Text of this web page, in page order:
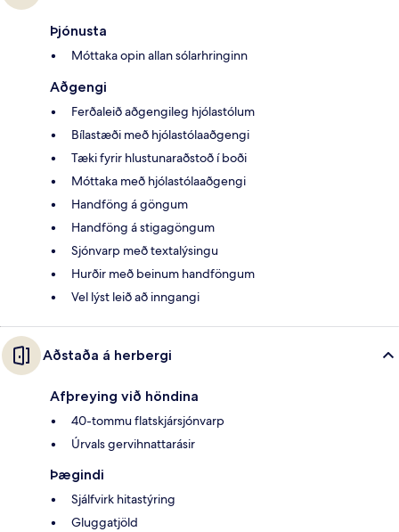
Þjónusta
Móttaka opin allan sólarhringinn
Aðgengi
Ferðaleið aðgengileg hjólastólum
Bílastæði með hjólastólaaðgengi
Tæki fyrir hlustunaraðstoð í boði
Móttaka með hjólastólaaðgengi
Handföng á göngum
Handföng á stigagöngum
Sjónvarp með textalýsingu
Hurðir með beinum handföngum
Vel lýst leið að inngangi
Aðstaða á herbergi
Afþreying við höndina
40-tommu flatskjársjónvarp
Úrvals gervihnattarásir
Þægindi
Sjálfvirk hitastýring
Gluggatjöld